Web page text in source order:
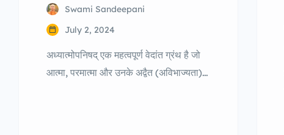
Swami Sandeepani
July 2, 2024
अध्यात्मोपनिषद् एक महत्वपूर्ण वेदांत ग्रंथ है जो
आत्मा, परमात्मा और उनके अद्वैत (अविभाज्यता)